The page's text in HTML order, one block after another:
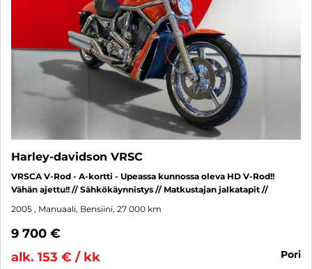
Harley-davidson VRSC
VRSCA V-Rod - A-kortti - Upeassa kunnossa oleva HD V-Rod!!
Vähän ajettu!! // Sähkökäynnistys // Matkustajan jalkatapit //
2005 , Manuaali, Bensiini, 27 000 km
9 700 €
alk. 153 € / kk
pori